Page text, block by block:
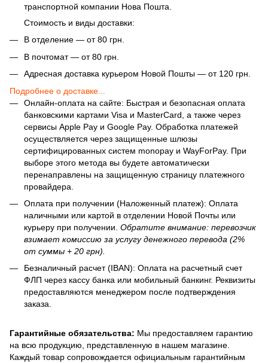
транспортной компании Нова Пошта.
Стоимость и виды доставки:
В отделение — от 80 грн.
В почтомат — от 80 грн.
Адресная доставка курьером Новой Пошты — от 120 грн.
Подробнее о доставке...
Онлайн-оплата на сайте: Быстрая и безопасная оплата
банковскими картами Visa и MasterCard, а также через
сервисы Apple Pay и Google Pay. Обработка платежей
осуществляется через защищенные шлюзы
сертифицированных систем monopay и WayForPay. При
выборе этого метода вы будете автоматически
перенаправлены на защищенную страницу платежного
провайдера.
Оплата при получении (Наложенный платеж): Оплата
наличными или картой в отделении Новой Почты или
курьеру при получении. Обратите внимание: перевозчик
взимает комиссию за услугу денежного перевода (2%
от суммы + 20 грн).
Безналичный расчет (IBAN): Оплата на расчетный счет
ФЛП через кассу банка или мобильный банкинг. Реквизиты
предоставляются менеджером после подтверждения
заказа.
Гарантийные обязательства: Мы предоставляем гарантию
на всю продукцию, представленную в нашем магазине.
Каждый товар сопровождается официальным гарантийным